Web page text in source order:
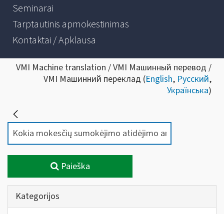
Seminarai
Tarptautinis apmokestinimas
Kontaktai / Apklausa
VMI Machine translation / VMI Машинный перевод /
VMI Машинний переклад (English, Русский,
Українська)
Paieška
Kategorijos